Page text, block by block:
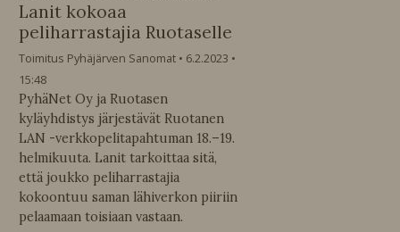
Lanit kokoaa
peliharrastajia Ruotaselle
Toimitus Pyhäjärven Sanomat
6.2.2023
15:48
PyhäNet Oy ja Ruotasen
kyläyhdistys järjestävät Ruotanen
LAN -verkkopelitapahtuman 18.–19.
helmikuuta. Lanit tarkoittaa sitä,
että joukko peliharrastajia
kokoontuu saman lähiverkon piiriin
pelaamaan toisiaan vastaan.